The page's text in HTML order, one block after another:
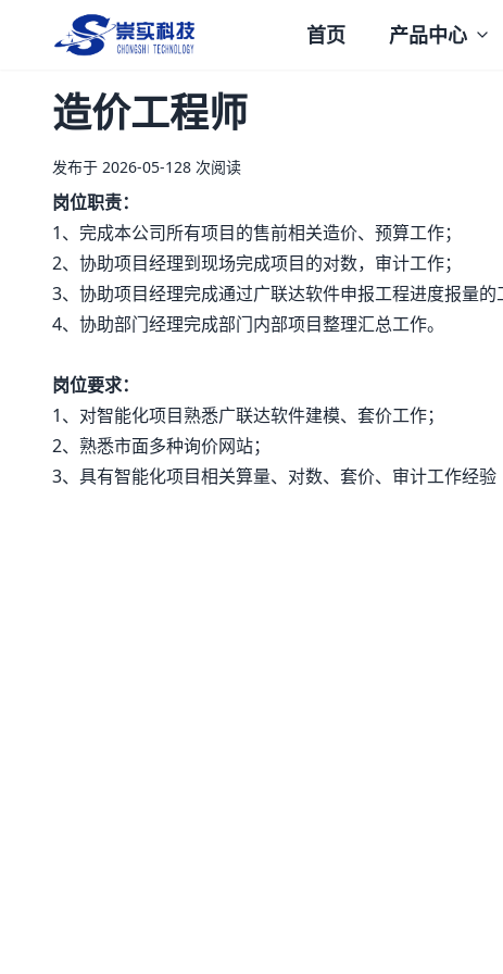
崇实科技 首页 产品中心
造价工程师
发布于 2026-05-128 次阅读
岗位职责：
1、完成本公司所有项目的售前相关造价、预算工作；
2、协助项目经理到现场完成项目的对数，审计工作；
3、协助项目经理完成通过广联达软件申报工程进度报量的
4、协助部门经理完成部门内部项目整理汇总工作。
岗位要求：
1、对智能化项目熟悉广联达软件建模、套价工作；
2、熟悉市面多种询价网站；
3、具有智能化项目相关算量、对数、套价、审计工作经验